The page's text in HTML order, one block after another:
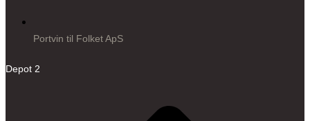
Portvin til Folket ApS
Depot 2